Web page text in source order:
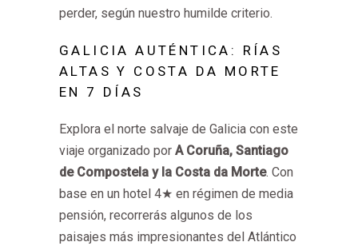
perder, según nuestro humilde criterio.
GALICIA AUTÉNTICA: RÍAS
ALTAS Y COSTA DA MORTE
EN 7 DÍAS
Explora el norte salvaje de Galicia con este
viaje organizado por A Coruña, Santiago
de Compostela y la Costa da Morte. Con
base en un hotel 4★ en régimen de media
pensión, recorrerás algunos de los
paisajes más impresionantes del Atlántico